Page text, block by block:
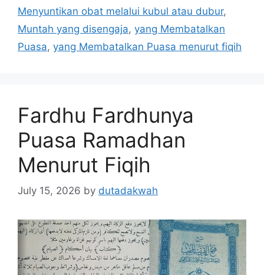
Menyuntikan obat melalui kubul atau dubur,
Muntah yang disengaja, yang Membatalkan
Puasa, yang Membatalkan Puasa menurut fiqih
Fardhu Fardhunya
Puasa Ramadhan
Menurut Fiqih
July 15, 2026 by dutadakwah